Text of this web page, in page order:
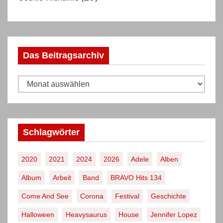
Das Beitragsarchiv
a
B
a
Schlagwörter
2020 2021 2024 2026 Adele Alben
Album Arbeit Band BRAVO Hits 134
Come And See Corona Festival Geschichte
Halloween Heavysaurus House Jennifer Lopez